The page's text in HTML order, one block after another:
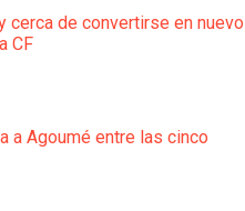
cerca de convertirse en nuevo
CF
a Agoumé entre las cinco